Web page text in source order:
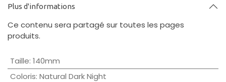
Plus d'informations
Ce contenu sera partagé sur toutes les pages
produits.
Taille: 140mm
Coloris: Natural Dark Night